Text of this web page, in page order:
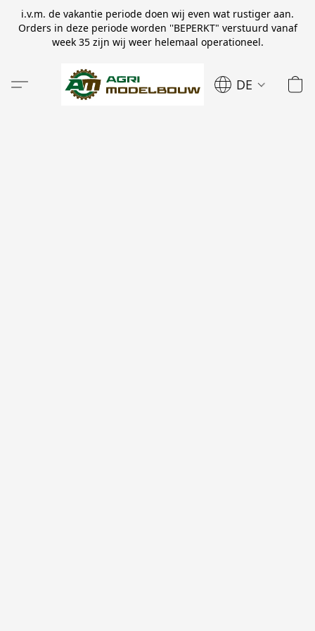
i.v.m. de vakantie periode doen wij even wat rustiger aan.
Orders in deze periode worden ''BEPERKT" verstuurd vanaf
week 35 zijn wij weer helemaal operationeel.
DE